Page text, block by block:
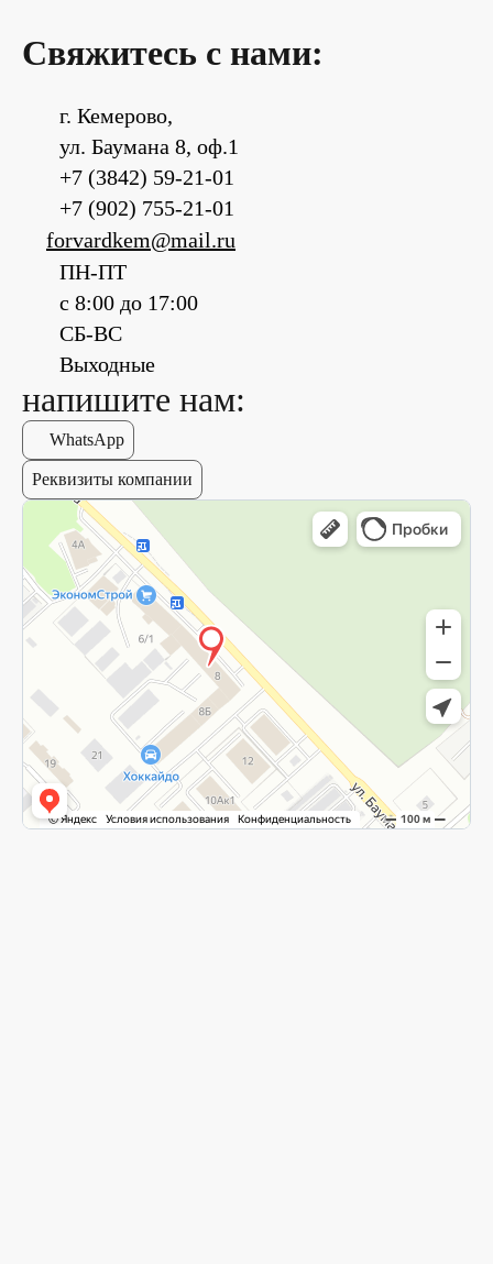
Свяжитесь с нами:
г. Кемерово,
ул. Баумана 8, оф.1
+7 (3842) 59-21-01
+7 (902) 755-21-01
forvardkem@mail.ru
ПН-ПТ
с 8:00 до 17:00
СБ-ВС
Выходные
напишите нам:
WhatsApp
Реквизиты компании